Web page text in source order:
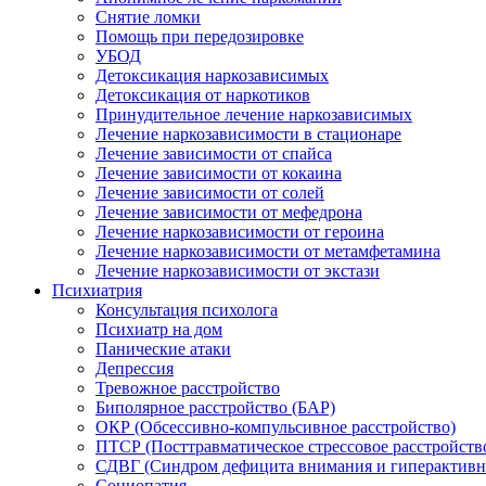
Снятие ломки
Помощь при передозировке
УБОД
Детоксикация наркозависимых
Детоксикация от наркотиков
Принудительное лечение наркозависимых
Лечение наркозависимости в стационаре
Лечение зависимости от спайса
Лечение зависимости от кокаина
Лечение зависимости от солей
Лечение зависимости от мефедрона
Лечение наркозависимости от героина
Лечение наркозависимости от метамфетамина
Лечение наркозависимости от экстази
Психиатрия
Консультация психолога
Психиатр на дом
Панические атаки
Депрессия
Тревожное расстройство
Биполярное расстройство (БАР)
ОКР (Обсессивно-компульсивное расстройство)
ПТСР (Посттравматическое стрессовое
СДВГ (Синдром дефицита внимания и